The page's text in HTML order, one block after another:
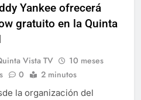
Yankee ofrecerá
gratuito en la Quinta
Vista TV
10 meses
0 2 minutos
la organización del